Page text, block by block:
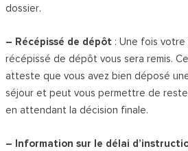
dossier.
– Récépissé de dépôt : Une fois
récépissé de dépôt vous sera remis.
atteste que vous avez bien déposé
séjour et peut vous permettre de
en attendant la décision finale.
– Information sur le délai